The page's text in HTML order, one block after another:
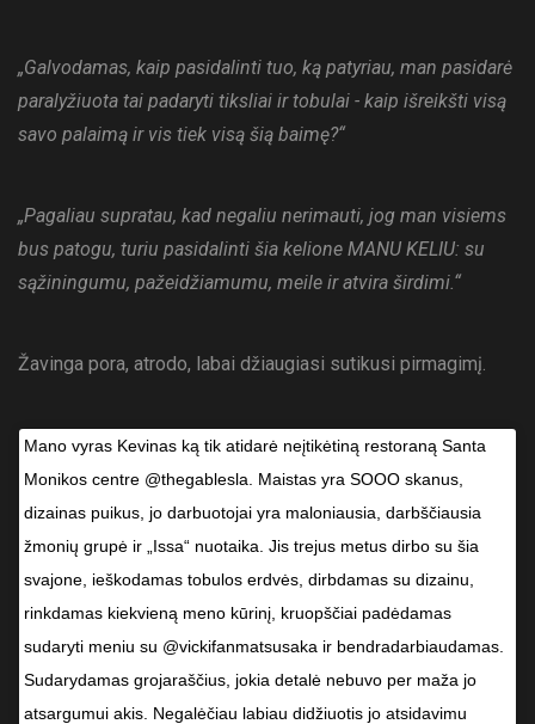
„Galvodamas, kaip pasidalinti tuo, ką patyriau, man pasidarė
paralyžiuota tai padaryti tiksliai ir tobulai - kaip išreikšti visą
savo palaimą ir vis tiek visą šią baimę?“
„Pagaliau supratau, kad negaliu nerimauti, jog man visiems
bus patogu, turiu pasidalinti šia kelione MANU KELIU: su
sąžiningumu, pažeidžiamumu, meile ir atvira širdimi.“
Žavinga pora, atrodo, labai džiaugiasi sutikusi pirmagimį.
Mano vyras Kevinas ką tik atidarė neįtikėtiną restoraną Santa
Monikos centre @thegablesla. Maistas yra SOOO skanus,
dizainas puikus, jo darbuotojai yra maloniausia, darbščiausia
žmonių grupė ir „Issa“ nuotaika. Jis trejus metus dirbo su šia
svajone, ieškodamas tobulos erdvės, dirbdamas su dizainu,
rinkdamas kiekvieną meno kūrinį, kruopščiai padėdamas
sudaryti meniu su @vickifanmatsusaka ir bendradarbiaudamas.
Sudarydamas grojaraščius, jokia detalė nebuvo per maža jo
atsargumui akis. Negalėčiau labiau didžiuotis jo atsidavimu